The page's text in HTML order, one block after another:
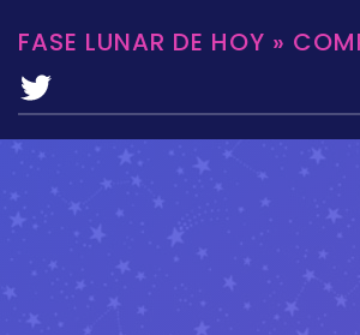
FASE LUNAR DE HOY »